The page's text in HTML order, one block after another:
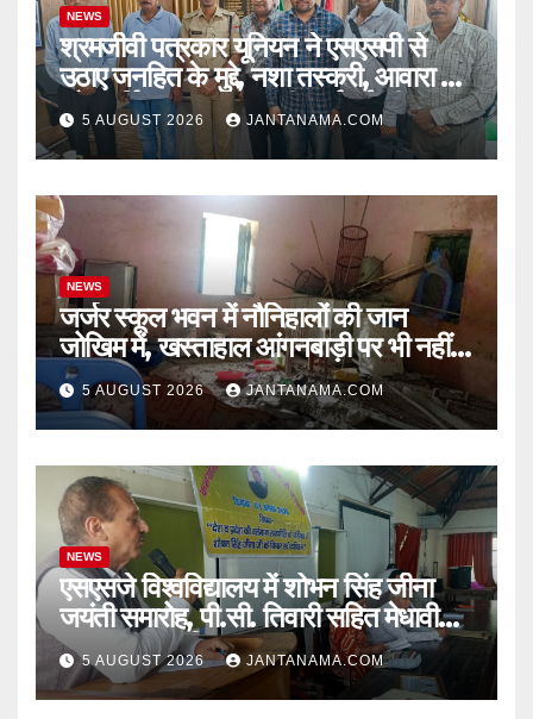
NEWS
श्रमजीवी पत्रकार यूनियन ने एसएसपी से
उठाए जनहित के मुद्दे, नशा तस्करी, आवारा पशु
और पार्किंग व्यवस्था पर की कार्रवाई की मांग
5 AUGUST 2026 JANTANAMA.COM
NEWS
जर्जर स्कूल भवन में नौनिहालों की जान
जोखिम में, खस्ताहाल आंगनबाड़ी पर भी नहीं
जागा प्रशासन
5 AUGUST 2026 JANTANAMA.COM
NEWS
एसएसजे विश्वविद्यालय में शोभन सिंह जीना
जयंती समारोह, पी.सी. तिवारी सहित मेधावी
छात्र हुए सम्मानित
5 AUGUST 2026 JANTANAMA.COM